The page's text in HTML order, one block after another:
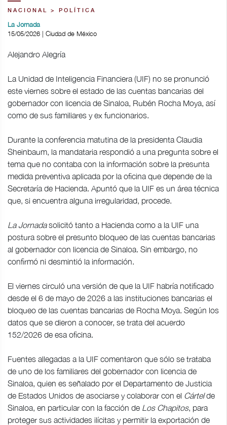
NACIONAL > POLÍTICA
La Jornada
15/05/2026 | Ciudad de México
Alejandro Alegría
La Unidad de Inteligencia Financiera (UIF) no se pronunció
este viernes sobre el estado de las cuentas bancarias del
gobernador con licencia de Sinaloa, Rubén Rocha Moya, así
como de sus familiares y ex funcionarios.
Durante la conferencia matutina de la presidenta Claudia
Sheinbaum, la mandataria respondió a una pregunta sobre el
tema que no contaba con la información sobre la presunta
medida preventiva aplicada por la oficina que depende de la
Secretaría de Hacienda. Apuntó que la UIF es un área técnica
que, si encuentra alguna irregularidad, procede.
La Jornadasolicitó tanto a Hacienda como a la UIF una
postura sobre el presunto bloqueo de las cuentas bancarias
al gobernador con licencia de Sinaloa. Sin embargo, no
confirmó ni desmintió la información.
El viernes circuló una versión de que la UIF habría notificado
desde el 6 de mayo de 2026 a las instituciones bancarias el
bloqueo de las cuentas bancarias de Rocha Moya. Según los
datos que se dieron a conocer, se trata del acuerdo
152/2026 de esa oficina.
Fuentes allegadas a la UIF comentaron que sólo se trataba
de uno de los familiares del gobernador con licencia de
Sinaloa, quien es señalado por el Departamento de Justicia
de Estados Unidos de asociarse y colaborar con el Cártelde
Sinaloa, en particular con la facción de Los Chapitos, para
proteger sus actividades ilícitas y permitir la exportación de